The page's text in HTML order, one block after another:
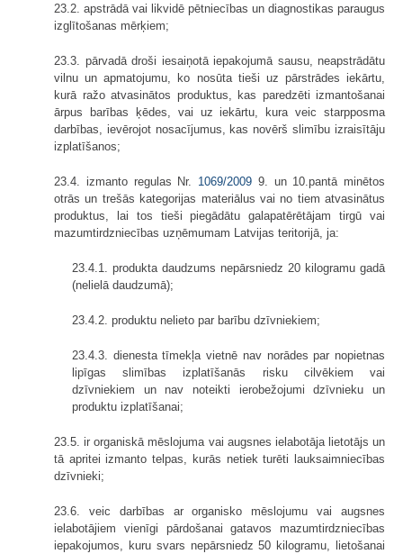
23.2. apstrādā vai likvidē pētniecības un diagnostikas paraugus
izglītošanas mērķiem;
23.3. pārvadā droši iesaiņotā iepakojumā sausu, neapstrādātu
vilnu un apmatojumu, ko nosūta tieši uz pārstrādes iekārtu,
kurā ražo atvasinātos produktus, kas paredzēti izmantošanai
ārpus barības ķēdes, vai uz iekārtu, kura veic starpposma
darbības, ievērojot nosacījumus, kas novērš slimību izraisītāju
izplatīšanos;
23.4. izmanto regulas Nr. 1069/2009 9. un 10.pantā minētos
otrās un trešās kategorijas materiālus vai no tiem atvasinātus
produktus, lai tos tieši piegādātu galapatērētājam tirgū vai
mazumtirdzniecības uzņēmumam Latvijas teritorijā, ja:
23.4.1. produkta daudzums nepārsniedz 20 kilogramu gadā
(nelielā daudzumā);
23.4.2. produktu nelieto par barību dzīvniekiem;
23.4.3. dienesta tīmekļa vietnē nav norādes par nopietnas
lipīgas slimības izplatīšanās risku cilvēkiem vai
dzīvniekiem un nav noteikti ierobežojumi dzīvnieku un
produktu izplatīšanai;
23.5. ir organiskā mēslojuma vai augsnes ielabotāja lietotājs un
tā apritei izmanto telpas, kurās netiek turēti lauksaimniecības
dzīvnieki;
23.6. veic darbības ar organisko mēslojumu vai augsnes
ielabotājiem vienīgi pārdošanai gatavos mazumtirdzniecības
iepakojumos, kuru svars nepārsniedz 50 kilogramu, lietošanai